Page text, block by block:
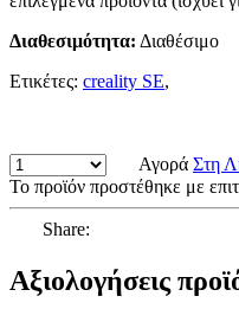
Διαθεσιμότητα: Διαθέσιμο
Ετικέτες: creality SE,
Αγορά Στη
Το προϊόν προστέθηκε με
Share:
Αξιολογήσεις